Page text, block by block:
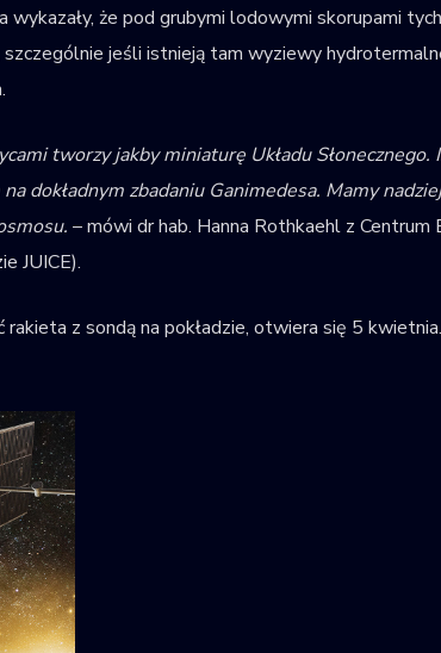
że pod grubymi lodowymi skorupami
jeśli istnieją tam wyziewy
tworzy jakby miniaturę Układu Słonecznego.
dokładnym zbadaniu Ganimedesa. Mamy
– mówi dr hab. Hanna Rothkaehl z
JUICE).
z sondą na pokładzie, otwiera się 5